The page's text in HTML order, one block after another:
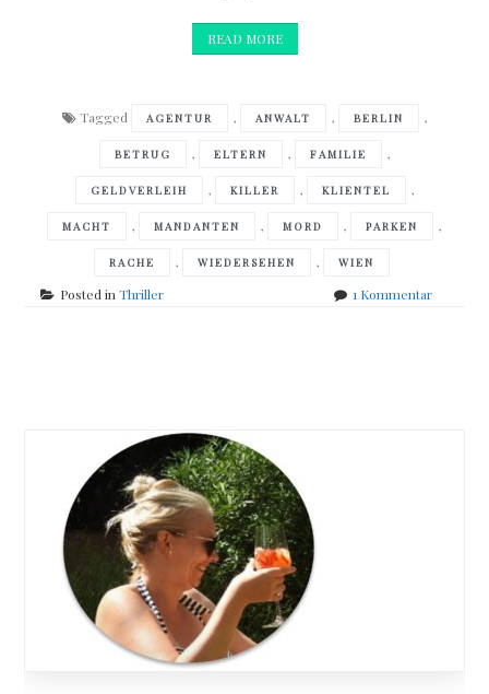
READ MORE
Tagged AGENTUR , ANWALT , BERLIN ,
BETRUG , ELTERN , FAMILIE ,
GELDVERLEIH , KILLER , KLIENTEL ,
MACHT , MANDANTEN , MORD , PARKEN ,
RACHE , WIEDERSEHEN , WIEN
Posted inThriller 1 Kommentarzu
navigation